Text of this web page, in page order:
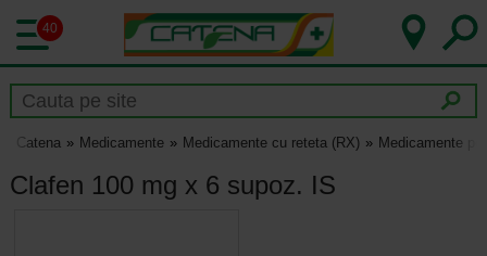
40
Catena Medicamente Medicamente cu reteta (RX) Medicamente
Clafen 100 mg x 6 supoz. IS